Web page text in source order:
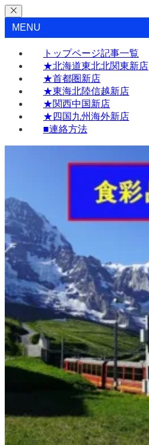
MENU
トップページ記事一覧
★北海道東北北関東新店
★首都圏新店
★東海北陸信越新店
★関西中国新店
★四国九州海外新店
■連絡方法